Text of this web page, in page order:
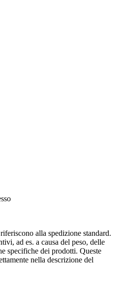
alla spedizione standard.
ad es. a causa del peso, delle
specifiche dei prodotti. Queste
nella descrizione del